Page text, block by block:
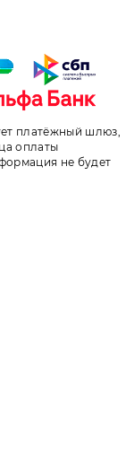
платёжный шлюз,
оплаты
не будет